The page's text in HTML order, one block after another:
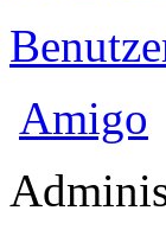
Amigo